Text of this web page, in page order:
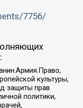
7756/
культуры,
защиты прав
политики,